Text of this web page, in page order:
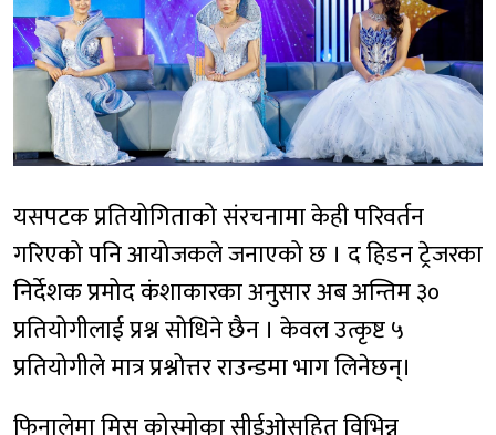
यसपटक प्रतियोगिताको संरचनामा केही परिवर्तन
गरिएको पनि आयोजकले जनाएको छ । द हिडन ट्रेजरका
निर्देशक प्रमोद कंशाकारका अनुसार अब अन्तिम ३०
प्रतियोगीलाई प्रश्न सोधिने छैन । केवल उत्कृष्ट ५
प्रतियोगीले मात्र प्रश्नोत्तर राउन्डमा भाग लिनेछन्।